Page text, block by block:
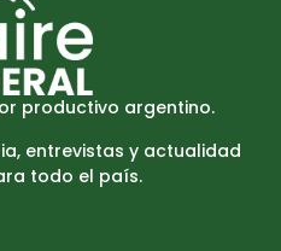
productivo argentino.
entrevistas y actualidad
todo el país.